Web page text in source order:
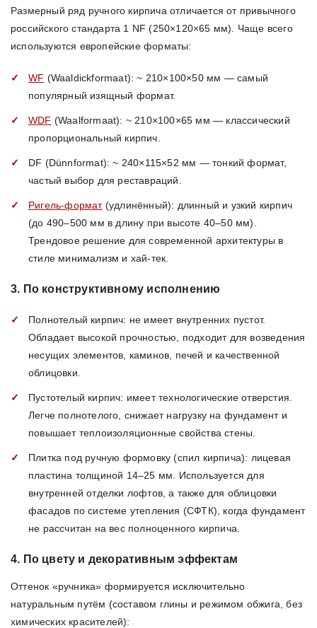
Размерный ряд ручного кирпича отличается от привычного
российского стандарта 1 NF (250×120×65 мм). Чаще всего
используются европейские форматы:
WF (Waaldickformaat): ~ 210×100×50 мм — самый
популярный изящный формат.
WDF (Waalformaat): ~ 210×100×65 мм — классический
пропорциональный кирпич.
DF (Dünnformat): ~ 240×115×52 мм — тонкий формат,
частый выбор для реставраций.
Ригель-формат(удлинённый): длинный и узкий кирпич
(до 490–500 мм в длину при высоте 40–50 мм).
Трендовое решение для современной архитектуры в
стиле минимализм и хай-тек.
3. По конструктивному исполнению
Полнотелый кирпич: не имеет внутренних пустот.
Обладает высокой прочностью, подходит для возведения
несущих элементов, каминов, печей и качественной
облицовки.
Пустотелый кирпич: имеет технологические отверстия.
Легче полнотелого, снижает нагрузку на фундамент и
повышает теплоизоляционные свойства стены.
Плитка под ручную формовку (спил кирпича): лицевая
пластина толщиной 14–25 мм. Используется для
внутренней отделки лофтов, а также для облицовки
фасадов по системе утепления (СФТК), когда фундамент
не рассчитан на вес полноценного кирпича.
4. По цвету и декоративным эффектам
Оттенок «ручника» формируется исключительно
натуральным путём (составом глины и режимом обжига, без
химических красителей):